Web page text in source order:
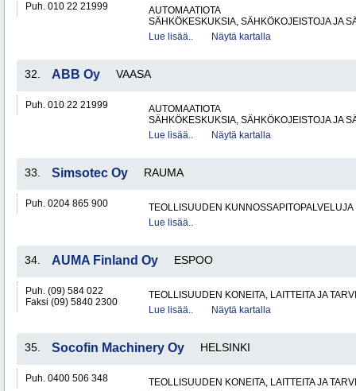
Puh. 010 22 21999
AUTOMAATIOTA
SÄHKÖKESKUKSIA, SÄHKÖKOJEISTOJA JA
Lue lisää..
Näytä kartalla
32. ABB Oy VAASA
Puh. 010 22 21999
AUTOMAATIOTA
SÄHKÖKESKUKSIA, SÄHKÖKOJEISTOJA JA
Lue lisää..
Näytä kartalla
33. Simsotec Oy RAUMA
Puh. 0204 865 900
TEOLLISUUDEN KUNNOSSAPITOPALVELUJA
Lue lisää..
34. AUMA Finland Oy ESPOO
Puh. (09) 584 022
Faksi (09) 5840 2300
TEOLLISUUDEN KONEITA, LAITTEITA JA
Lue lisää..
Näytä kartalla
35. Socofin Machinery Oy HELSINKI
Puh. 0400 506 348
TEOLLISUUDEN KONEITA, LAITTEITA JA